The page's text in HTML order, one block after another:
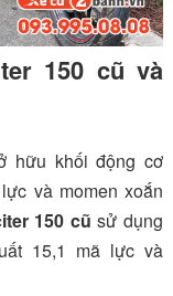
150 cũ và
hữu khối động cơ
và momen xoắn
150 cũ sử dụng
15,1 mã lực và